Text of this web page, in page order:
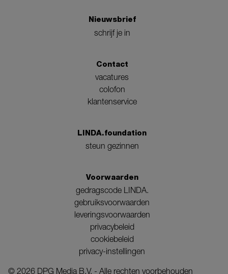
Nieuwsbrief
schrijf je in
Contact
vacatures
colofon
klantenservice
LINDA.foundation
steun gezinnen
Voorwaarden
gedragscode LINDA.
gebruiksvoorwaarden
leveringsvoorwaarden
privacybeleid
cookiebeleid
privacy-instellingen
© 2026 DPG Media B.V. - Alle rechten voorbehouden